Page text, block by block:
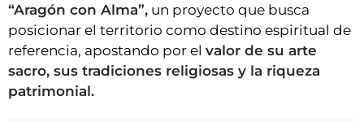
“Aragón con Alma”, un proyecto que busca
posicionar el territorio como destino espiritual de
referencia, apostando por el valor de su arte
sacro, sus tradiciones religiosas y la riqueza
patrimonial.